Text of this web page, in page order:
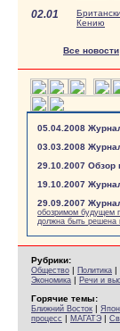
02.01
Кению
Все новости
05.04.2008
03.03.2008
29.10.2007 Обзор
19.10.2007
29.09.2007
обозримом будущем
должна быть решена
Рубрики:
Общество | Политика |
Экономика | Речи и
Горячие темы:
Ближний Восток |
процесс | МАГАТЭ |